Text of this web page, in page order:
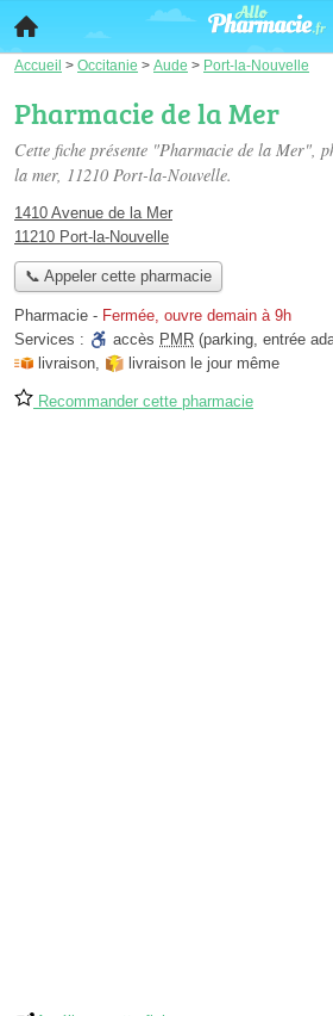
Accueil > Occitanie > Aude > Port-la-Nouvelle
Pharmacie de la Mer
Cette fiche présente "Pharmacie de la Mer",
la mer, 11210 Port-la-Nouvelle.
1410 Avenue de la Mer
11210 Port-la-Nouvelle
📞 Appeler cette pharmacie
Pharmacie - Fermée, ouvre demain à 9h
Services :
accès PMR (parking, entrée
livraison, livraison le jour même
Recommander cette pharmacie